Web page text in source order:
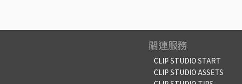
關連服務
CLIP STUDIO START
CLIP STUDIO ASSETS